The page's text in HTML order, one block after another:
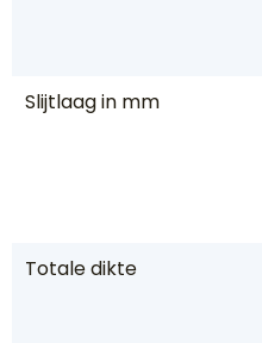
Slijtlaag in mm
Totale dikte